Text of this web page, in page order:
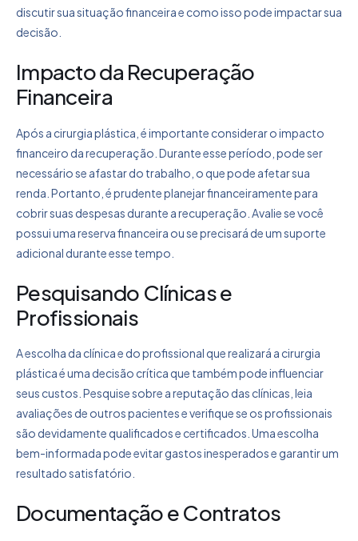
discutir sua situação financeira e como isso pode impactar sua
decisão.
Impacto da Recuperação
Financeira
Após a cirurgia plástica, é importante considerar o impacto
financeiro da recuperação. Durante esse período, pode ser
necessário se afastar do trabalho, o que pode afetar sua
renda. Portanto, é prudente planejar financeiramente para
cobrir suas despesas durante a recuperação. Avalie se você
possui uma reserva financeira ou se precisará de um suporte
adicional durante esse tempo.
Pesquisando Clínicas e
Profissionais
A escolha da clínica e do profissional que realizará a cirurgia
plástica é uma decisão crítica que também pode influenciar
seus custos. Pesquise sobre a reputação das clínicas, leia
avaliações de outros pacientes e verifique se os profissionais
são devidamente qualificados e certificados. Uma escolha
bem-informada pode evitar gastos inesperados e garantir um
resultado satisfatório.
Documentação e Contratos